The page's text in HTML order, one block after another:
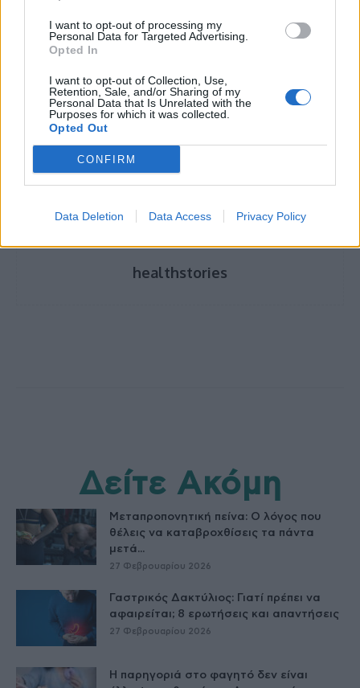
I want to opt-out of processing my
Personal Data for Targeted Advertising.
Opted In
I want to opt-out of Collection, Use,
Retention, Sale, and/or Sharing of my
Personal Data that Is Unrelated with the
Purposes for which it was collected.
Opted Out
CONFIRM
Data Deletion Data Access Privacy Policy
Κατάθλιψη των εορτών: Τι την προκαλεί και
πώς θα την ξεπεράσουμε
άγχος
healthstories
Δείτε Ακόμη
Μεταπροπονητική πείνα: Ο λόγος που
θέλεις να καταβροχθίσεις τα πάντα
μετά...
27 Φεβρουαρίου 2026
Γαστρικός Δακτύλιος: Γιατί πρέπει να
αφαιρείται; 8 ερωτήσεις και απαντήσεις
27 Φεβρουαρίου 2026
Η παρηγοριά στο φαγητό δεν είναι